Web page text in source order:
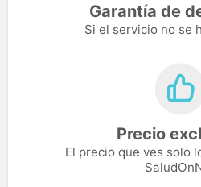
Garantía de
Si el servicio no se
Precio
El precio que ves solo